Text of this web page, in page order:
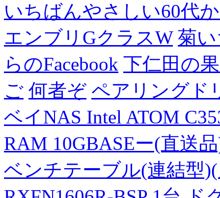
いちばんやさしい60代
エンブリGクラスW 菊
らのFacebook 下仁田の
ご 何者ぞ ペアリングド
ベイNAS Intel ATOM
RAM 10GBASEー(直送
ベンチテーブル(連結型